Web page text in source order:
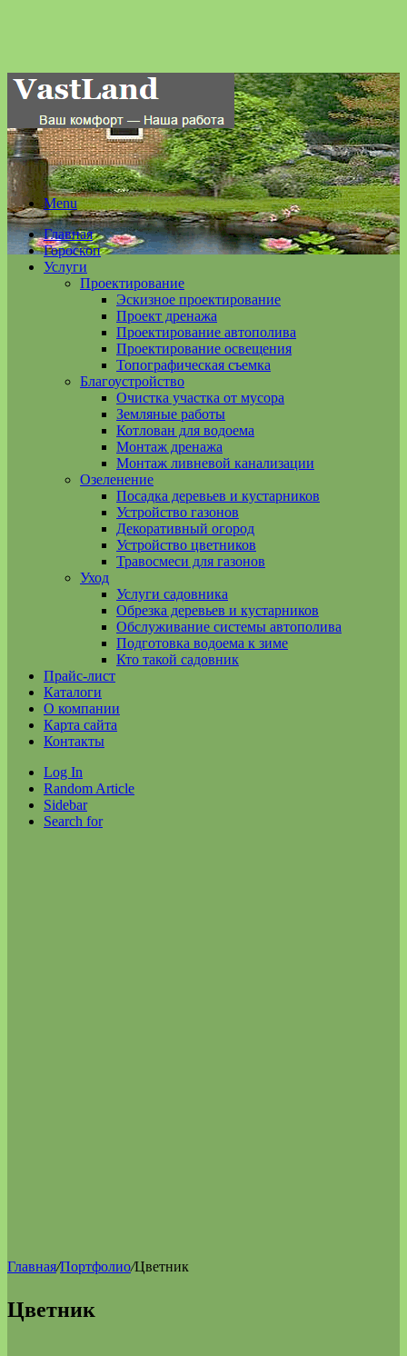
Menu
Главная
Гороскоп
Услуги
Проектирование
Эскизное проектирование
Проект дренажа
Проектирование автополива
Проектирование освещения
Топографическая съемка
Благоустройство
Очистка участка от мусора
Земляные работы
Котлован для водоема
Монтаж дренажа
Монтаж ливневой канализации
Озеленение
Посадка деревьев и кустарников
Устройство газонов
Декоративный огород
Устройство цветников
Травосмеси для газонов
Уход
Услуги садовника
Обрезка деревьев и кустарников
Обслуживание системы автополива
Подготовка водоема к зиме
Кто такой садовник
Прайс-лист
Каталоги
О компании
Карта сайта
Контакты
Log In
Random Article
Sidebar
Search for
Главная/Портфолио/Цветник
Цветник